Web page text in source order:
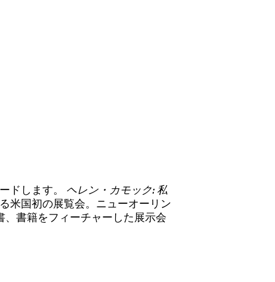
ドします。 ヘレン・カモック: 私
米国初の展覧会。ニューオーリン
書籍をフィーチャーした展示会